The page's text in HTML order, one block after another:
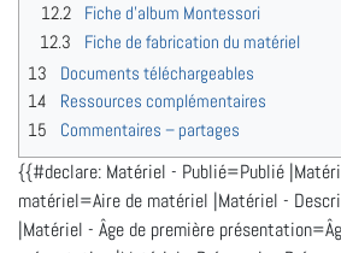
12.2
Fiche d'album Montessori
12.3
Fiche de fabrication du matériel
13
Documents téléchargeables
14
Ressources complémentaires
15
Commentaires – partages
{{#declare: Matériel - Publié=Publié
matériel=Aire de matériel |Matériel -
|Matériel - Âge de première